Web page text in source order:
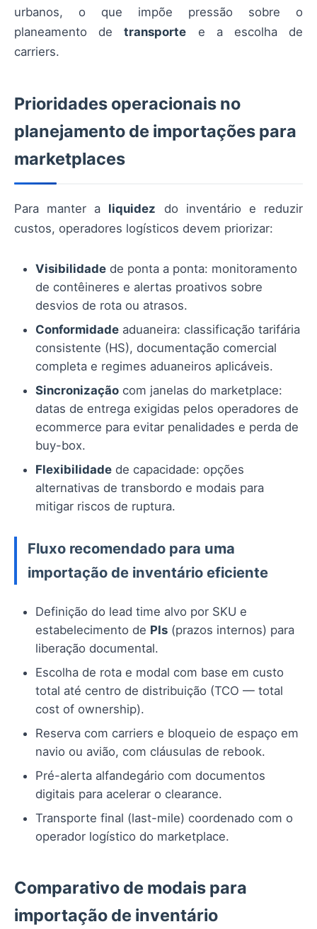
urbanos, o que impõe pressão sobre o
planeamento detransporte e a escolha de
carriers.
Prioridades operacionais no
planejamento de importações para
marketplaces
Para manter a liquidez do inventário e reduzir
custos, operadores logísticos devem priorizar:
Visibilidade de ponta a ponta: monitoramento
de contêineres e alertas proativos sobre
desvios de rota ou atrasos.
Conformidade aduaneira: classificação tarifária
consistente (HS), documentação comercial
completa e regimes aduaneiros aplicáveis.
Sincronização com janelas do marketplace:
datas de entrega exigidas pelos operadores de
ecommerce para evitar penalidades e perda de
buy-box.
Flexibilidade de capacidade: opções
alternativas de transbordo e modais para
mitigar riscos de ruptura.
Fluxo recomendado para uma
importação de inventário eficiente
Definição do lead time alvo por SKU e
estabelecimento de PIs (prazos internos) para
liberação documental.
Escolha de rota e modal com base em custo
total até centro de distribuição (TCO — total
cost of ownership).
Reserva com carriers e bloqueio de espaço em
navio ou avião, com cláusulas de rebook.
Pré-alerta alfandegário com documentos
digitais para acelerar o clearance.
Transporte final (last-mile) coordenado com o
operador logístico do marketplace.
Comparativo de modais para
importação de inventário